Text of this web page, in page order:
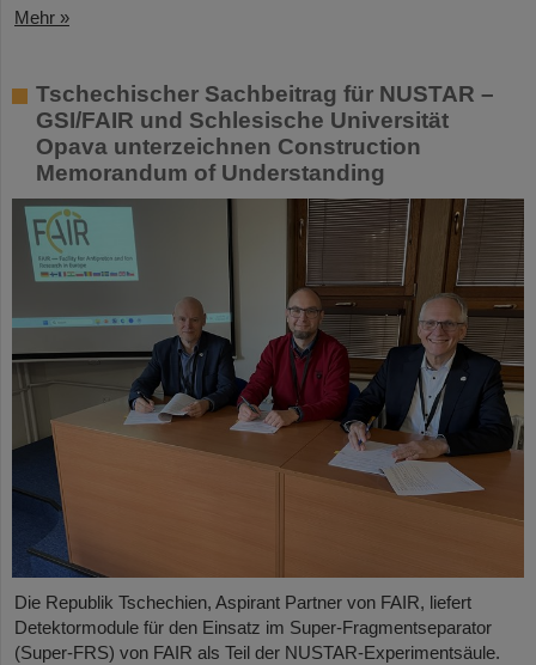
Mehr »
Tschechischer Sachbeitrag für NUSTAR –
GSI/FAIR und Schlesische Universität
Opava unterzeichnen Construction
Memorandum of Understanding
Die Republik Tschechien, Aspirant Partner von FAIR, liefert
Detektormodule für den Einsatz im Super-Fragmentseparator
(Super-FRS) von FAIR als Teil der NUSTAR-Experimentsäule.